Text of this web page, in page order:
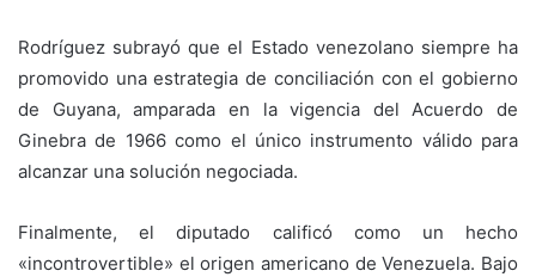
Rodríguez subrayó que el Estado venezolano siempre ha
promovido una estrategia de conciliación con el gobierno
de Guyana, amparada en la vigencia del Acuerdo de
Ginebra de 1966 como el único instrumento válido para
alcanzar una solución negociada.
Finalmente, el diputado calificó como un hecho
«incontrovertible» el origen americano de Venezuela. Bajo